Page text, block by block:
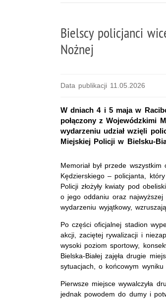
Bielscy policjanci
Nożnej
Data publikacji 11.05.2026
W dniach 4 i 5 maja w
połączony z Wojewódzkimi
wydarzeniu udział wzięli
Miejskiej Policji w Bielsku-
Memoriał był przede
Kędzierskiego – policjanta,
Policji złożyły kwiaty pod
o jego oddaniu oraz najwyższej
wydarzeniu wyjątkowy,
Po części oficjalnej stadion
akcji, zaciętej rywalizacji i
wysoki poziom sportowy,
Bielska-Białej zajęła drugie
sytuacjach, o końcowym
Pierwsze miejsce wywalczyła
jednak powodem do dumy i